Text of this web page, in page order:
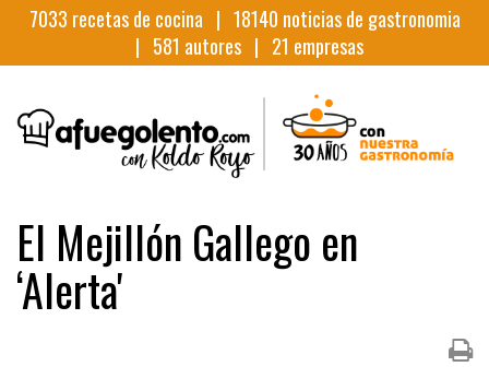
7033 recetas de cocina | 18140 noticias de gastronomia
| 581 autores | 21 empresas
El Mejillón Gallego en
‘Alerta'